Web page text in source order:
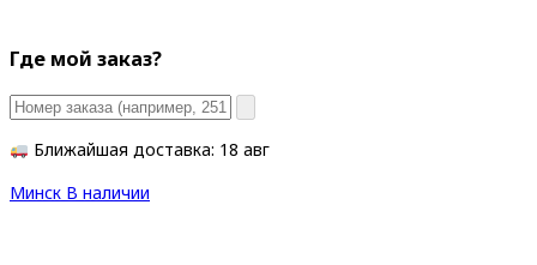
Где мой заказ?
Ближайшая доставка: 18 авг
Минск В наличии